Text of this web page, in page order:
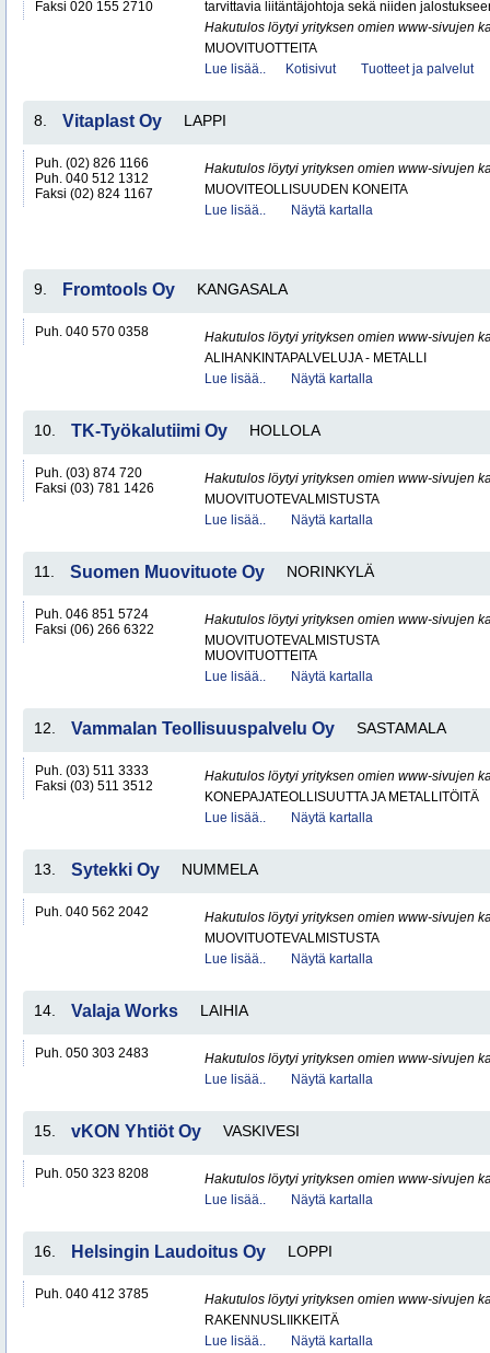
Faksi 020 155 2710
tarvittavia liitäntäjohtoja sekä niiden
Hakutulos löytyi yrityksen omien www-sivujen
MUOVITUOTTEITA
Lue lisää..
Kotisivut Tuotteet ja palvelut
8. Vitaplast Oy LAPPI
Puh. (02) 826 1166
Puh. 040 512 1312
Faksi (02) 824 1167
Hakutulos löytyi yrityksen omien www-sivujen
MUOVITEOLLISUUDEN KONEITA
Lue lisää..
Näytä kartalla
9. Fromtools Oy KANGASALA
Puh. 040 570 0358
Hakutulos löytyi yrityksen omien www-sivujen
ALIHANKINTAPALVELUJA - METALLI
Lue lisää..
Näytä kartalla
10. TK-Työkalutiimi Oy HOLLOLA
Puh. (03) 874 720
Faksi (03) 781 1426
Hakutulos löytyi yrityksen omien www-sivujen
MUOVITUOTEVALMISTUSTA
Lue lisää..
Näytä kartalla
11. Suomen Muovituote Oy NORINKYLÄ
Puh. 046 851 5724
Faksi (06) 266 6322
Hakutulos löytyi yrityksen omien www-sivujen
MUOVITUOTEVALMISTUSTA
MUOVITUOTTEITA
Lue lisää..
Näytä kartalla
12. Vammalan Teollisuuspalvelu Oy SASTAMALA
Puh. (03) 511 3333
Faksi (03) 511 3512
Hakutulos löytyi yrityksen omien www-sivujen
KONEPAJATEOLLISUUTTA JA METALLITÖITÄ
Lue lisää..
Näytä kartalla
13. Sytekki Oy NUMMELA
Puh. 040 562 2042
Hakutulos löytyi yrityksen omien www-sivujen
MUOVITUOTEVALMISTUSTA
Lue lisää..
Näytä kartalla
14. Valaja Works LAIHIA
Puh. 050 303 2483
Hakutulos löytyi yrityksen omien www-sivujen
Lue lisää..
Näytä kartalla
15. vKON Yhtiöt Oy VASKIVESI
Puh. 050 323 8208
Hakutulos löytyi yrityksen omien www-sivujen
Lue lisää..
Näytä kartalla
16. Helsingin Laudoitus Oy LOPPI
Puh. 040 412 3785
Hakutulos löytyi yrityksen omien www-sivujen
RAKENNUSLIIKKEITÄ
Lue lisää..
Näytä kartalla